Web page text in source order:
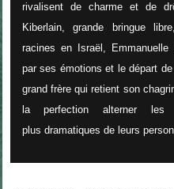
rivalisent de charme et de
Kiberlain, grande bringue
racines en Israël, Emmanuelle
par ses émotions et le départ
grand frère qui retient son
la perfection alterner
plus dramatiques de leurs